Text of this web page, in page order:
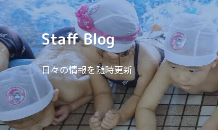
Staff Blog
日々の情報を随時更新